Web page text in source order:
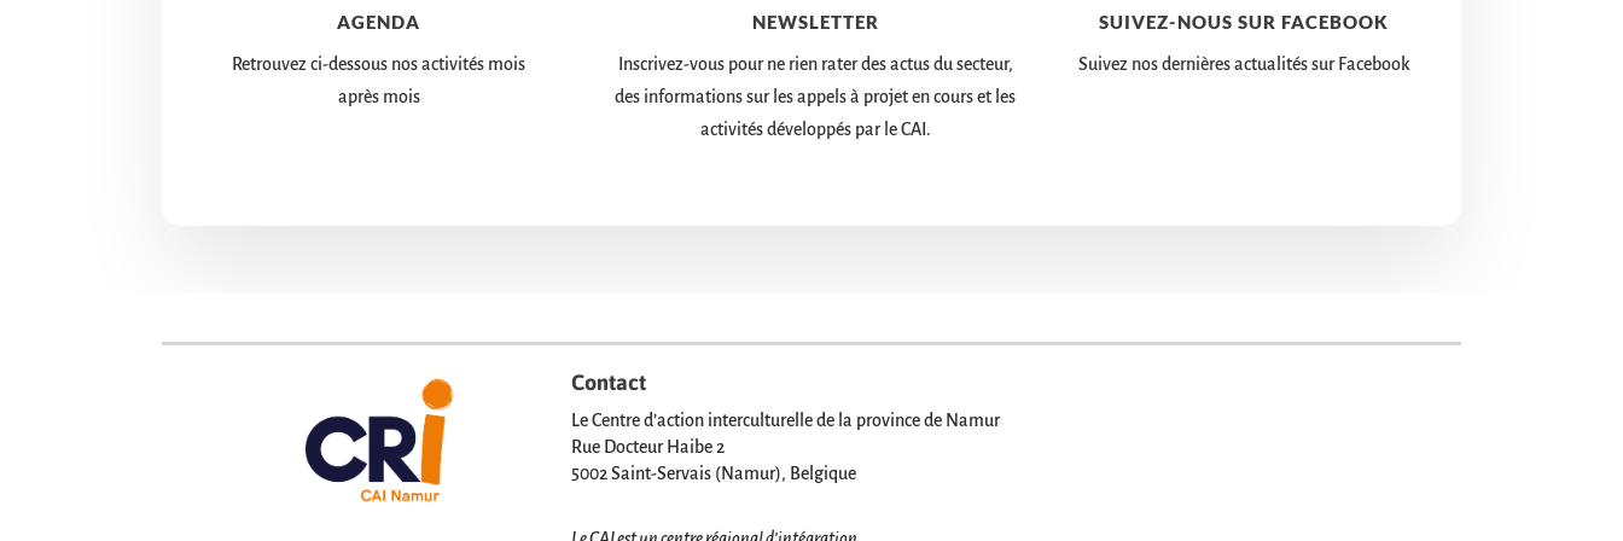
AGENDA
Retrouvez ci-dessous nos activités mois
après mois
NEWSLETTER
Inscrivez-vous pour ne rien rater des actus du secteur,
des informations sur les appels à projet en cours et les
activités développés par le CAI.
SUIVEZ-NOUS SUR FACEBOOK
Suivez nos dernières actualités sur Facebook
Contact
Le Centre d’action interculturelle de la province de Namur
Rue Docteur Haibe 2
5002 Saint-Servais (Namur), Belgique